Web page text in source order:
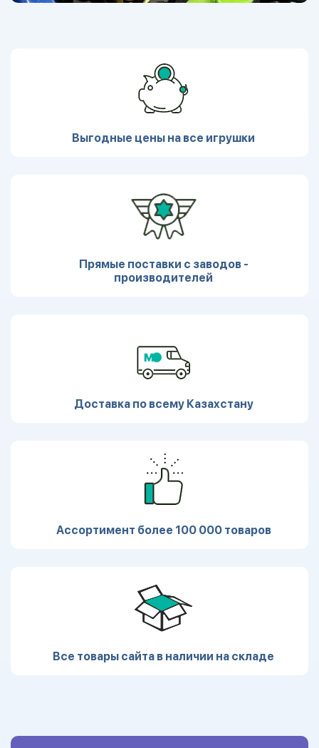
Выгодные цены на все игрушки
Прямые поставки с заводов -
производителей
Доставка по всему Казахстану
Ассортимент более 100 000 товаров
Все товары сайта в наличии на складе